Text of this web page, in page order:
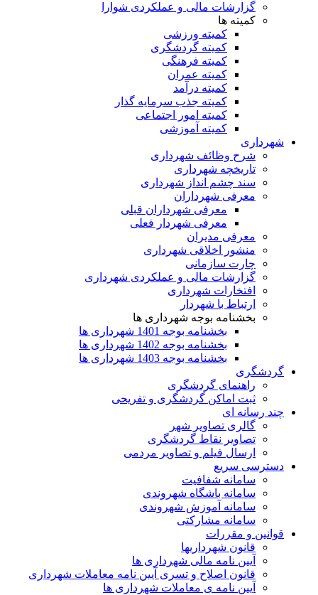
گزارشات مالی و عملکردی شوارا
کمیته ها
کمیته ورزشی
کمیته گردشگری
کمیته فرهنگی
کمیته عمران
کمیته درآمد
کمیته جذب سرمایه گذار
کمیته امور اجتماعی
کمیته آموزشی
شهرداری
شرح وظائف شهرداری
تاریخچه شهرداری
سند چشم انداز شهرداری
معرفی شهرداران
معرفی شهرداران قبلی
معرفی شهردار فعلی
معرفی مدیران
منشور اخلاقی شهرداری
چارت سازمانی
گزارشات مالی و عملکردی شهرداری
افتخارات شهرداری
ارتباط با شهردار
بخشنامه بوجه شهرداری ها
بخشنامه بوجه 1401 شهرداری ها
بخشنامه بوجه 1402 شهرداری ها
بخشنامه بوجه 1403 شهرداری ها
گردشگری
راهنمای گردشگری
ثبت اماکن گردشگری و تفریحی
چند رسانه ای
گالری تصاویر شهر
تصاویر نقاط گردشگری
ارسال فیلم و تصاویر مردمی
دسترسی سریع
سامانه شفافیت
سامانه باشگاه شهروندی
سامانه آموزش شهروندی
سامانه مشارکتی
قوانین و مقررات
قانون شهرداریها
آیین نامه مالی شهرداری ها
قانون اصلاح و تسری آیین نامه معاملات شهرداری
آیین نامه ی معاملات شهرداری ها